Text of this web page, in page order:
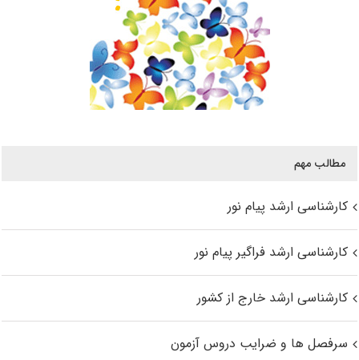
مطالب مهم
کارشناسی ارشد پیام نور
کارشناسی ارشد فراگیر پیام نور
کارشناسی ارشد خارج از کشور
سرفصل ها و ضرایب دروس آزمون